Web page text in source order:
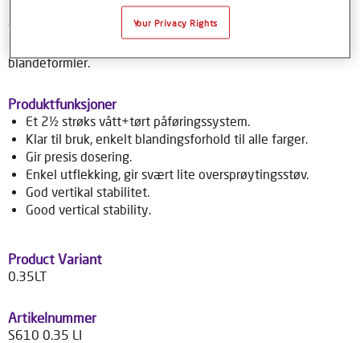
med fargeblanding. Ved bruk av Syrox baselakk med
tilhørende fargeverktøy, får du en pålitelig fargetilpassing.
Syrox formeldatabase, gir brukere tilgang til over 70 000
blandeformler.
Produktfunksjoner
Et 2½ strøks vått+tørt påføringssystem.
Klar til bruk, enkelt blandingsforhold til alle farger.
Gir presis dosering.
Enkel utflekking, gir svært lite oversprøytingsstøv.
God vertikal stabilitet.
Good vertical stability.
Product Variant
0.35LT
Artikelnummer
S610 0.35 LI
Your Privacy Rights